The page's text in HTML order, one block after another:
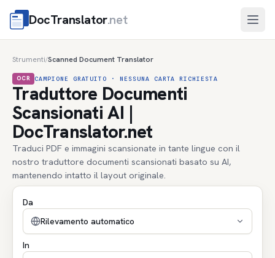
DocTranslator.net Apri
Strumenti/Scanned Document Translator
OCR CAMPIONE GRATUITO · NESSUNA CARTA RICHIESTA
Traduttore Documenti
Scansionati AI |
DocTranslator.net
Traduci PDF e immagini scansionate in tante lingue con il
nostro traduttore documenti scansionati basato su AI,
mantenendo intatto il layout originale.
Da
Rilevamento automatico
In